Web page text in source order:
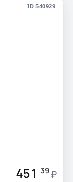
ID 540929
451 39 ₽